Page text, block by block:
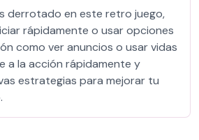
derrotado en este retro juego,
rápidamente o usar opciones
como ver anuncios o usar vidas
a la acción rápidamente y
estrategias para mejorar tu